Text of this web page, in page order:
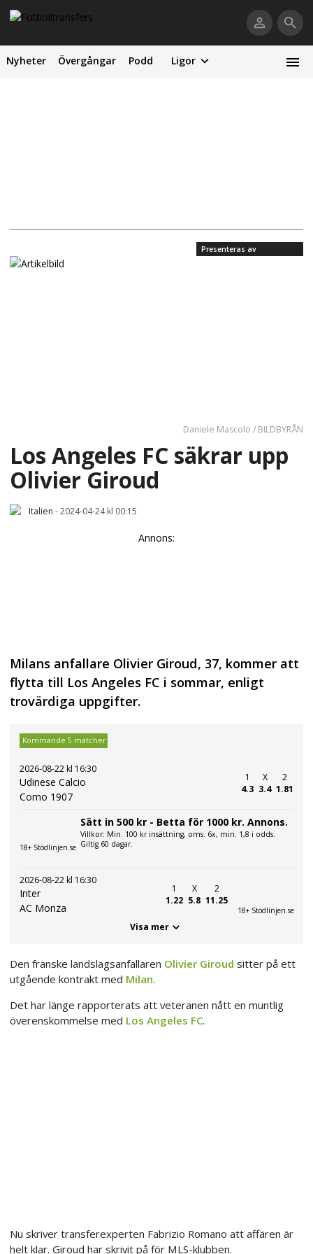
Nyheter Övergångar Podd Ligor
Presenteras av
Daniele Mascolo / BILDBYRÅN
Los Angeles FC säkrar upp
Olivier Giroud
Italien -2024-04-24 kl 00:15
Annons:
Milans anfallare Olivier Giroud, 37, kommer att
flytta till Los Angeles FC i sommar, enligt
trovärdiga uppgifter.
Kommande 5 matcher
2026-08-22 kl 16:30
Udinese Calcio
Como 1907
1
4.3
X
3.4
2
1.81
18+ Stödlinjen.se
Sätt in 500 kr - Betta för 1000 kr. Annons.
Villkor: Min. 100 kr insättning, oms. 6x, min. 1,8 i odds.
Giltig 60 dagar.
2026-08-22 kl 16:30
Inter
AC Monza
1
1.22
X
5.8
2
11.25
18+ Stödlinjen.se
Visa mer
Den franske landslagsanfallaren Olivier Giroud sitter på ett
utgående kontrakt med Milan.
Det har länge rapporterats att veteranen nått en muntlig
överenskommelse med Los Angeles FC.
Nu skriver transferexperten Fabrizio Romano att affären är
helt klar. Giroud har skrivit på för MLS-klubben.